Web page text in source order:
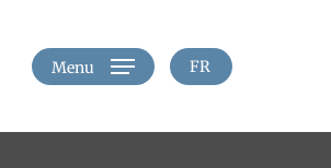
Menu FR